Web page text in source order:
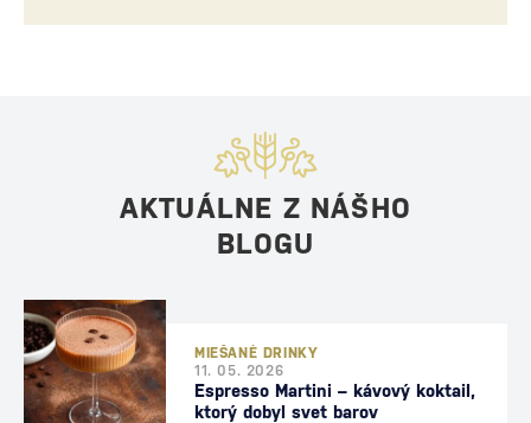
AKTUÁLNE Z NÁŠHO
BLOGU
MIEŠANÉ DRINKY
11. 05. 2026
Espresso Martini – kávový koktail,
ktorý dobyl svet barov